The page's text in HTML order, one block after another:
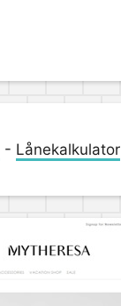
- Lånekalkulator